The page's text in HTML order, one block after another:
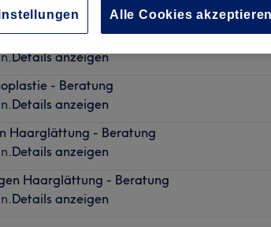
Details anzeigen
Haarglättung - Beratung
Details anzeigen
- Beratung
Details anzeigen
Haarglättung - Beratung
Details anzeigen
Haarglättung - Beratung
Details anzeigen
Alle Cookies akzeptieren